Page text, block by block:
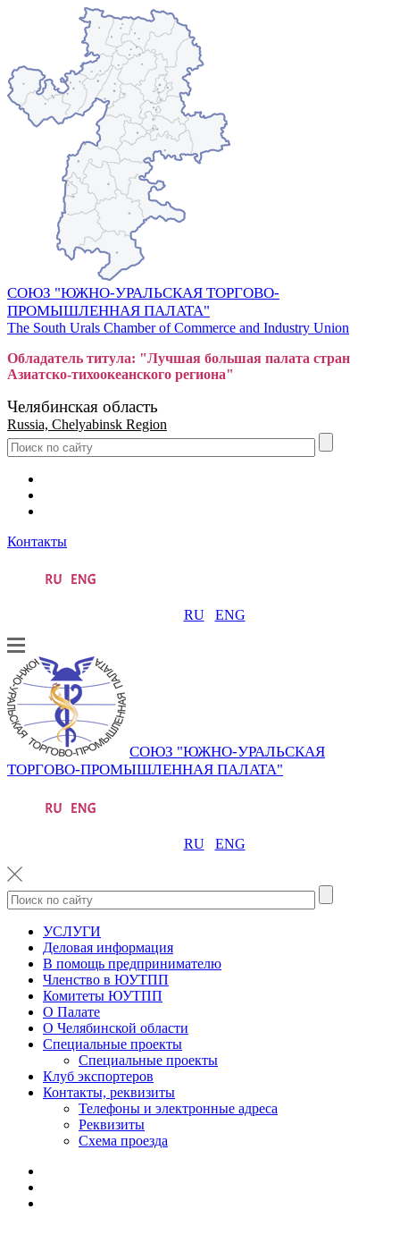
СОЮЗ "ЮЖНО-УРАЛЬСКАЯ ТОРГОВО-
ПРОМЫШЛЕННАЯ ПАЛАТА"
The South Urals Chamber of Commerce and Industry Union
Обладатель титула: "Лучшая большая палата стран
Азиатско-тихоокеанского региона"
Челябинская область
Russia, Chelyabinsk Region
Контакты
RU ENG
СОЮЗ "ЮЖНО-УРАЛЬСКАЯ
ТОРГОВО-ПРОМЫШЛЕННАЯ ПАЛАТА"
RU ENG
УСЛУГИ
Деловая информация
В помощь предпринимателю
Членство в ЮУТПП
Комитеты ЮУТПП
О Палате
О Челябинской области
Специальные проекты
Специальные проекты
Клуб экспортеров
Контакты, реквизиты
Телефоны и электронные адреса
Реквизиты
Схема проезда